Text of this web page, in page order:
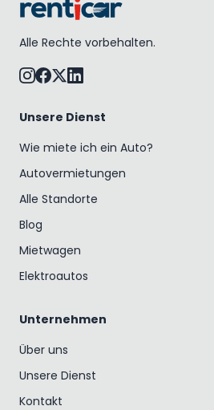
Alle Rechte vorbehalten.
Unsere Dienst
Wie miete ich ein Auto?
Autovermietungen
Alle Standorte
Blog
Mietwagen
Elektroautos
Unternehmen
Über uns
Unsere Dienst
Kontakt